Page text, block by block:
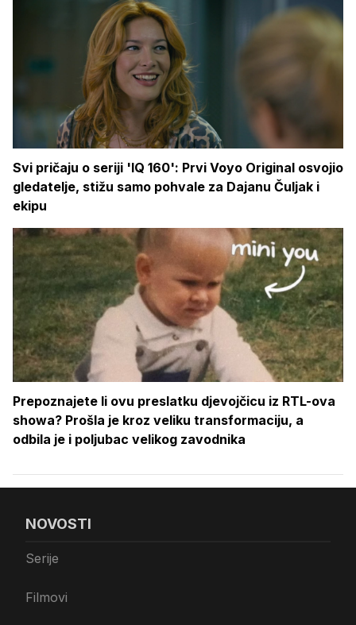
Svi pričaju o seriji 'IQ 160': Prvi Voyo Original osvojio
gledatelje, stižu samo pohvale za Dajanu Čuljak i
ekipu
Prepoznajete li ovu preslatku djevojčicu iz RTL-ova
showa? Prošla je kroz veliku transformaciju, a
odbila je i poljubac velikog zavodnika
NOVOSTI
Serije
Filmovi